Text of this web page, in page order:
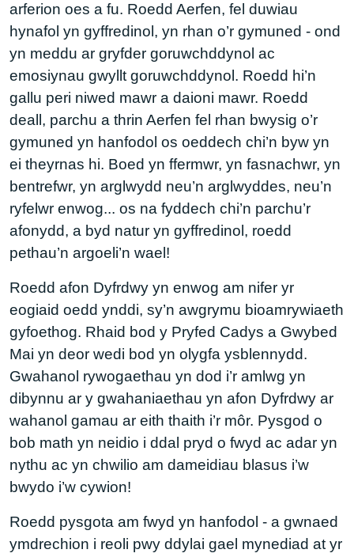
arferion oes a fu. Roedd Aerfen, fel duwiau
hynafol yn gyffredinol, yn rhan o’r gymuned - ond
yn meddu ar gryfder goruwchddynol ac
emosiynau gwyllt goruwchddynol. Roedd hi’n
gallu peri niwed mawr a daioni mawr. Roedd
deall, parchu a thrin Aerfen fel rhan bwysig o’r
gymuned yn hanfodol os oeddech chi’n byw yn
ei theyrnas hi. Boed yn ffermwr, yn fasnachwr, yn
bentrefwr, yn arglwydd neu’n arglwyddes, neu’n
ryfelwr enwog... os na fyddech chi’n parchu’r
afonydd, a byd natur yn gyffredinol, roedd
pethau’n argoeli’n wael!
Roedd afon Dyfrdwy yn enwog am nifer yr
eogiaid oedd ynddi, sy’n awgrymu bioamrywiaeth
gyfoethog. Rhaid bod y Pryfed Cadys a Gwybed
Mai yn deor wedi bod yn olygfa ysblennydd.
Gwahanol rywogaethau yn dod i’r amlwg yn
dibynnu ar y gwahaniaethau yn afon Dyfrdwy ar
wahanol gamau ar eith thaith i’r môr. Pysgod o
bob math yn neidio i ddal pryd o fwyd ac adar yn
nythu ac yn chwilio am dameidiau blasus i’w
bwydo i’w cywion!
Roedd pysgota am fwyd yn hanfodol - a gwnaed
ymdrechion i reoli pwy ddylai gael mynediad at yr